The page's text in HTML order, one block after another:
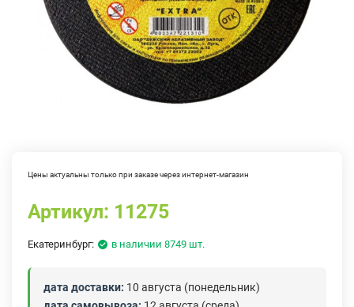
Цены актуальны только при заказе через интернет-магазин
Артикул: 11275
Екатеринбург: в наличии 8749 шт.
дата доставки: 10 августа (понедельник)